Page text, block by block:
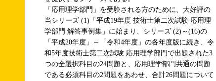
「応用理学部門」を受験される方のために、大好評の
当シリーズ (1)「平成19年度 技術士第二次試験 応用理
学部門 解答事例集」に始まり、シリーズ (2)～(16)の
「平成20年度」～「令和4年度」の各年度版に続き、令
和5年度技術士第二次試験 応用理学部門で出題された3
つの全選択科目の24問題と、応用理学部門共通の問題
である必須科目の2問題をあわせ、合計26問題について